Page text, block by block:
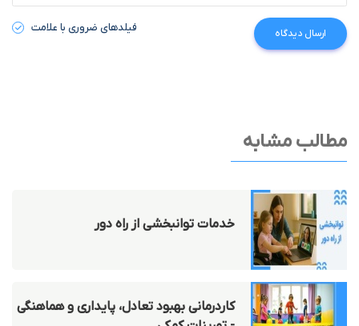
ارسال دیدگاه فیلدهای ضروری با علامت
مطالب مشابه
خدمات توانبخشی از راه دور
کاردرمانی بهبود تعادل، پایداری و هماهنگی